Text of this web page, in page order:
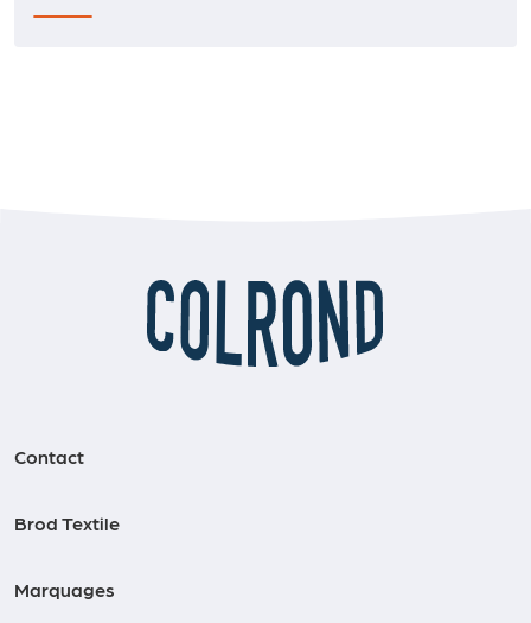
Contact
Brod Textile
Marquages